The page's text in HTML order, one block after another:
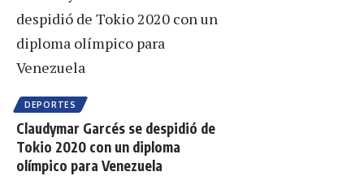
DEPORTES
Claudymar Garcés se despidió de
Tokio 2020 con un diploma
olímpico para Venezuela